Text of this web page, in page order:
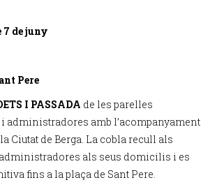
7 de juny
Pere
I PASSADA de les parelles
administradores amb l’acompanyament
Ciutat de Berga. La cobla recull als
als seus domicilis i es
fins a la plaça de Sant Pere.